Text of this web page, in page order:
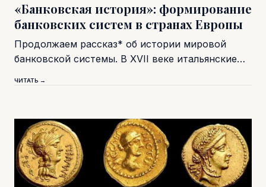
«Банковская история»: формирование
банковских систем в странах Европы
Продолжаем рассказ* об истории мировой
банковской системы. В XVII веке итальянские…
ЧИТАТЬ →